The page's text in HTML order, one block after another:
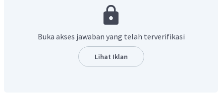
atau memuat kata kerja berimbuhan -
Kutipan pidato di atas memuat tentang narkoba, maka dari
dengan hal terkait narkoba.
Dengan demikian, jawaban yang tepat adalah A.
Buka akses jawaban yang telah terverifikasi
Lihat Iklan